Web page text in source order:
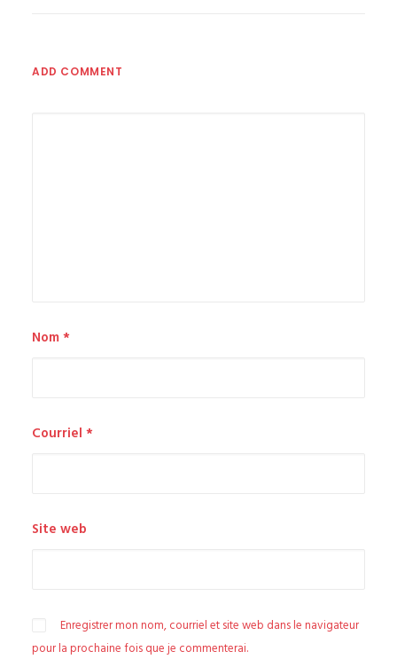
ADD COMMENT
Nom*
Courriel *
Site web
Enregistrer mon nom, courriel et site web dans le navigateur
pour la prochaine fois que je commenterai.